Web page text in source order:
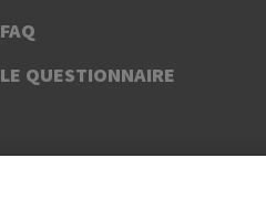
FAQ
LE QUESTIONNAIRE